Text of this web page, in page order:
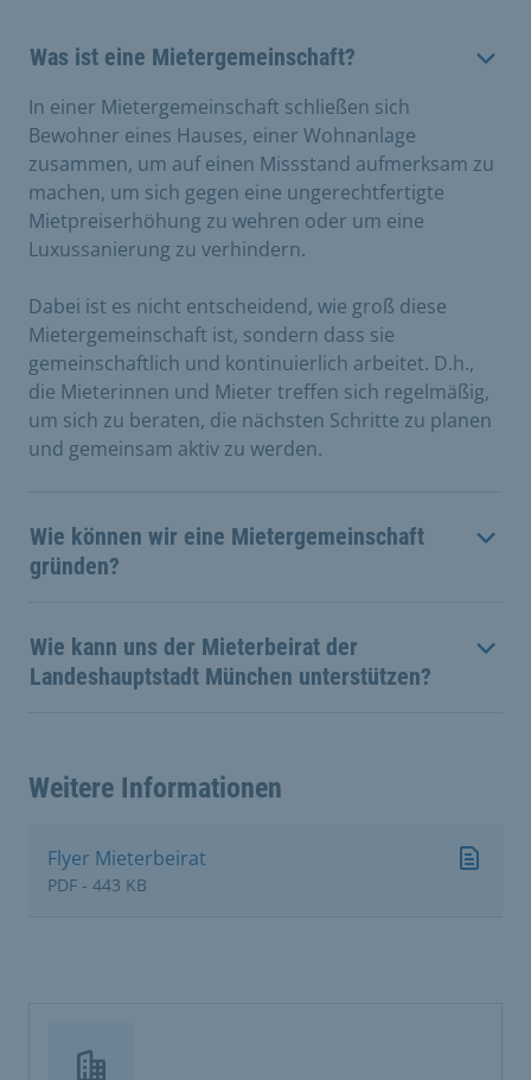
Was ist eine Mietergemeinschaft?
In einer Mietergemeinschaft schließen sich
Bewohner eines Hauses, einer Wohnanlage
zusammen, um auf einen Missstand aufmerksam zu
machen, um sich gegen eine ungerechtfertigte
Mietpreiserhöhung zu wehren oder um eine
Luxussanierung zu verhindern.
Dabei ist es nicht entscheidend, wie groß diese
Mietergemeinschaft ist, sondern dass sie
gemeinschaftlich und kontinuierlich arbeitet. D.h.,
die Mieterinnen und Mieter treffen sich regelmäßig,
um sich zu beraten, die nächsten Schritte zu planen
und gemeinsam aktiv zu werden.
Wie können wir eine Mietergemeinschaft
gründen?
Wie kann uns der Mieterbeirat der
Landeshauptstadt München unterstützen?
Weitere Informationen
Flyer Mieterbeirat
PDF - 443 KB